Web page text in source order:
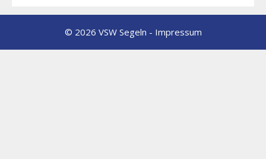
© 2026 VSW Segeln - Impressum